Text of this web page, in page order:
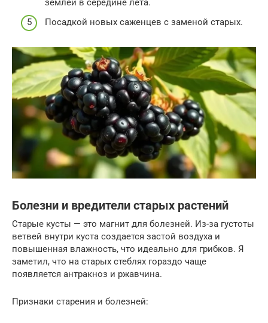
землей в середине лета.
Посадкой новых саженцев с заменой старых.
Болезни и вредители старых растений
Старые кусты — это магнит для болезней. Из-за густоты
ветвей внутри куста создается застой воздуха и
повышенная влажность, что идеально для грибков. Я
заметил, что на старых стеблях гораздо чаще
появляется антракноз и ржавчина.
Признаки старения и болезней: